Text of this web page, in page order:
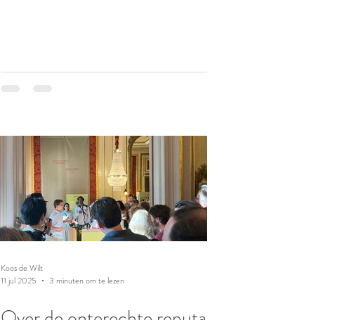
Koos de Wilt
11 jul 2025
3 minuten om te lezen